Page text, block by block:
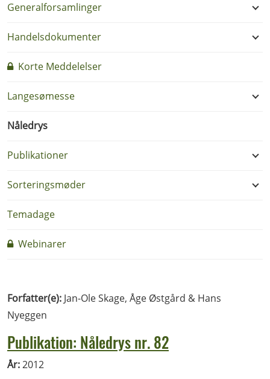
Generalforsamlinger
Handelsdokumenter
Korte Meddelelser
Langesømesse
Nåledrys
Publikationer
Sorteringsmøder
Temadage
Webinarer
Forfatter(e): Jan-Ole Skage, Åge Østgård & Hans
Nyeggen
Publikation: Nåledrys nr. 82
År:2012